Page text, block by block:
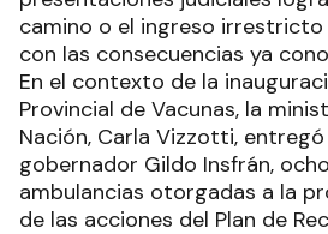
camino o el ingreso irrestricto
con las consecuencias ya
En el contexto de la
Provincial de Vacunas, la
Nación, Carla Vizzotti,
gobernador Gildo Insfrán,
ambulancias otorgadas a la
de las acciones del Plan de